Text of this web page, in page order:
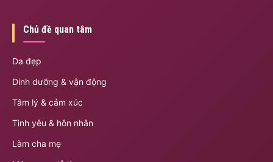
Chủ đề quan tâm
Da đẹp
Dinh dưỡng & vận động
Tâm lý & cảm xúc
Tình yêu & hôn nhân
Làm cha mẹ